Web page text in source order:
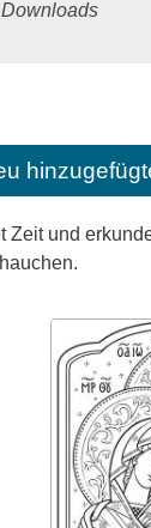
Downloads
Zeit und